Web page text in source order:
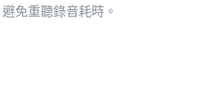
免重聽錄音耗時。